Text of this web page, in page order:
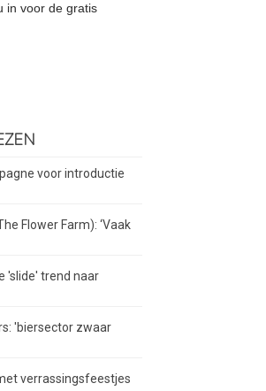
in voor de gratis
voor introductie
Flower Farm): ‘Vaak
'slide' trend naar
'biersector zwaar
verrassingsfeestjes